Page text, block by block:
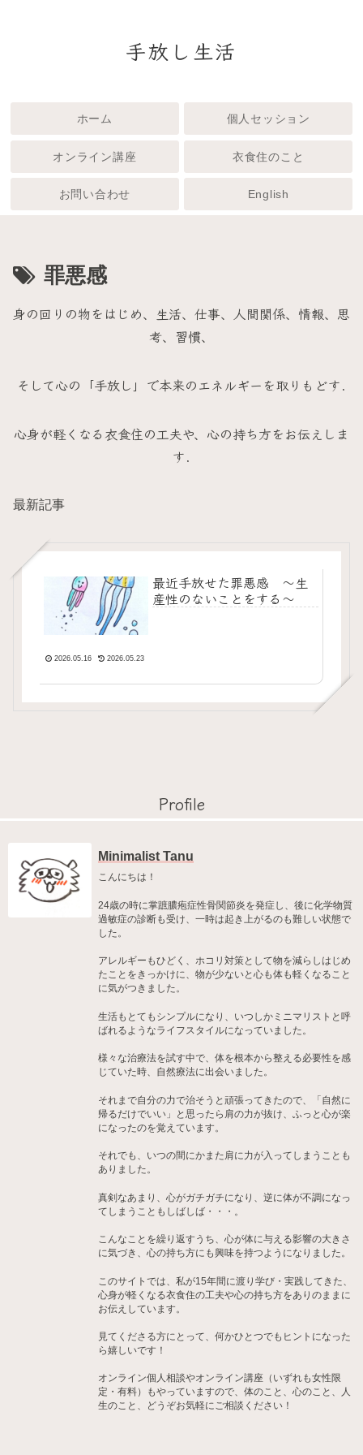
手放し生活
ホーム 個人セッション
オンライン講座 衣食住のこと
お問い合わせ English
罪悪感
身の回りの物をはじめ、生活、仕事、人間関係、情報、思
考、習慣、
そして心の「手放し」で本来のエネルギーを取りもどす.
心身が軽くなる衣食住の工夫や、心の持ち方をお伝えしま
す.
最新記事
最近手放せた罪悪感 ～生
産性のないことをする～
2026.05.16 2026.05.23
Profile
Minimalist Tanu
こんにちは！
24歳の時に掌蹠膿疱症性骨関節炎を発症し、後に化学物質
過敏症の診断も受け、一時は起き上がるのも難しい状態で
した。
アレルギーもひどく、ホコリ対策として物を減らしはじめ
たことをきっかけに、物が少ないと心も体も軽くなること
に気がつきました。
生活もとてもシンプルになり、いつしかミニマリストと呼
ばれるようなライフスタイルになっていました。
様々な治療法を試す中で、体を根本から整える必要性を感
じていた時、自然療法に出会いました。
それまで自分の力で治そうと頑張ってきたので、「自然に
帰るだけでいい」と思ったら肩の力が抜け、ふっと心が楽
になったのを覚えています。
それでも、いつの間にかまた肩に力が入ってしまうことも
ありました。
真剣なあまり、心がガチガチになり、逆に体が不調になっ
てしまうこともしばしば・・・。
こんなことを繰り返すうち、心が体に与える影響の大きさ
に気づき、心の持ち方にも興味を持つようになりました。
このサイトでは、私が15年間に渡り学び・実践してきた、
心身が軽くなる衣食住の工夫や心の持ち方をありのままに
お伝えしています。
見てくださる方にとって、何かひとつでもヒントになった
ら嬉しいです！
オンライン個人相談やオンライン講座（いずれも女性限
定・有料）もやっていますので、体のこと、心のこと、人
生のこと、どうぞお気軽にご相談ください！